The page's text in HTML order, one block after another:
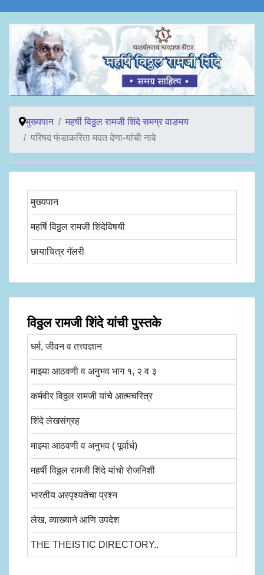
मुख्यपान
महर्षी विठ्ठल रामजी शिंदे समग्र वाङमय
परिषद फंडाकरिता मदत देणा-यांची नावे
मुख्यपान
महर्षि विठ्ठल रामजी शिंदेविषयी
छायाचित्र गॅलरी
विठ्ठल रामजी शिंदे यांची पुस्तके
धर्म, जीवन व तत्त्वज्ञान
माझ्या आठवणी व अनुभव भाग १, २ व ३
कर्मवीर विठ्ठल रामजी यांचे आत्मचरित्र
शिंदे लेखसंग्रह
माझ्या आठवणी व अनुभव ( पूर्वार्ध)
महर्षी विठ्ठल रामजी शिंदे यांचो रोजनिशी
भारतीय अस्पृश्यतेचा प्रश्न
लेख, व्याख्याने आणि उपदेश
THE THEISTIC DIRECTORY..